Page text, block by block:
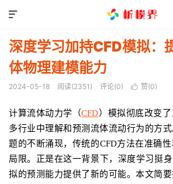

深度学习加持CFD模拟：
体物理建模能力
2024-05-18 阅读(2351 ) 评论(0)  赞(0)
计算流体动力学（CFD）模拟彻底改变
多行业中理解和预测流体流动行为的方
题的不断涌现，传统的CFD方法在准确
局限。正是在这一背景下，深度学习挺
拟的预测能力提供了新的可能。本文简